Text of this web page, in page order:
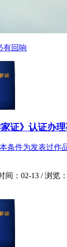
有回响
家证》认证办
条件为发表过作
间： 02-13 /浏览：